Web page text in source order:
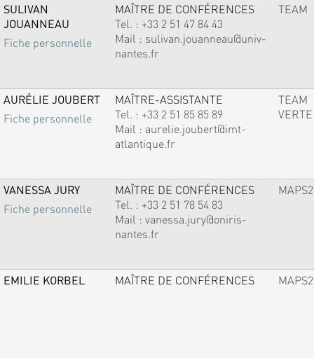
SULIVAN
JOUANNEAU
Fiche personnelle
MAÎTRE DE CONFÉRENCES
Tel. : +33 2 51 47 84 43
Mail : sulivan.jouanneau@univ-
nantes.fr
TEAM
AURÉLIE JOUBERT
Fiche personnelle
MAÎTRE-ASSISTANTE
Tel. : +33 2 51 85 85 89
Mail : aurelie.joubert@imt-
atlantique.fr
TEAM
VERTE
VANESSA JURY
Fiche personnelle
MAÎTRE DE CONFÉRENCES
Tel. : +33 2 51 78 54 83
Mail : vanessa.jury@oniris-
nantes.fr
MAPS2
EMILIE KORBEL MAÎTRE DE CONFÉRENCES MAPS2